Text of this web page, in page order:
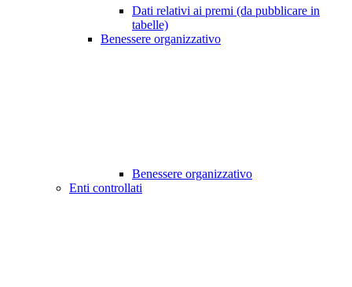
Dati relativi ai premi (da pubblicare in
tabelle)
Benessere organizzativo
Benessere organizzativo
Enti controllati